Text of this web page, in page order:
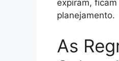
expiram,
planejamento.
As